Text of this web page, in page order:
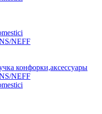
NEFF
конфорки,аксессуары
NEFF